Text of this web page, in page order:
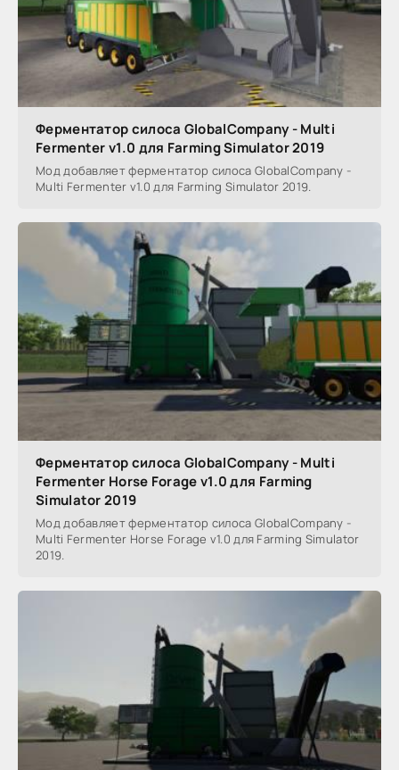
Ферментатор силоса GlobalCompany - Multi
Fermenter v1.0 для Farming Simulator 2019
Мод добавляет ферментатор силоса GlobalCompany -
Multi Fermenter v1.0 для Farming Simulator 2019.
Ферментатор силоса GlobalCompany - Multi
Fermenter Horse Forage v1.0 для Farming
Simulator 2019
Мод добавляет ферментатор силоса GlobalCompany -
Multi Fermenter Horse Forage v1.0 для Farming Simulator
2019.